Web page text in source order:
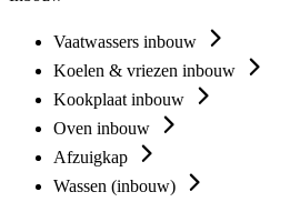
Vaatwassers inbouw
Koelen & vriezen inbouw
Kookplaat inbouw
Oven inbouw
Afzuigkap
Wassen (inbouw)